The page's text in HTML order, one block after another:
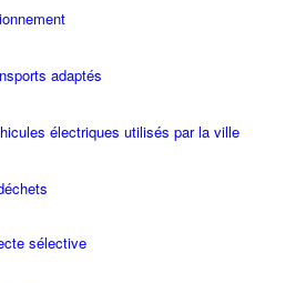
adaptés
électriques utilisés par la ville
sélective